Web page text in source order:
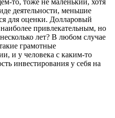
деятельности, меньшие
для оценки. Долларовый
привлекательным, но
несколько лет? В любом случае
грамотные
и у человека с каким-то
инвестирования у себя на